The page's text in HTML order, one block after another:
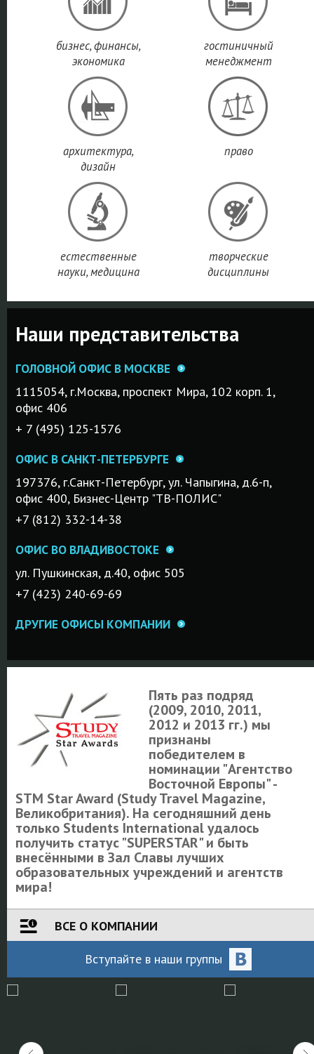
Азиатском
регионесогласно
Survey.
ПОДРОБНЕЕ
университетов и
ПОДРОБНЕЕ
звёздочного
по версии
World
Rankings.
бизнес, финансы,
экономика
гостиничный
менеджмент
архитектура,
дизайн
право
естественные
науки, медицина
творческие
дисциплины
Наши представительства
ГОЛОВНОЙ ОФИС В МОСКВЕ
1115054, г.Mосква, проспект Мира, 102 корп. 1,
офис 406
+ 7 (495) 125-1576
ОФИС В САНКТ-ПЕТЕРБУРГЕ
197376, г.Санкт-Петербург, ул. Чапыгина, д.6-п,
офис 400, Бизнес-Центр "ТВ-ПОЛИС"
+7 (812) 332-14-38
ОФИС ВО ВЛАДИВОСТОКЕ
ул. Пушкинская, д.40, офис 505
+7 (423) 240-69-69
ДРУГИЕ ОФИСЫ КОМПАНИИ
Пять раз подряд
(2009, 2010, 2011,
2012 и 2013 гг.) мы
признаны
победителем в
номинации "Агентство
Восточной Европы" -
STM Star Award (Study Travel Magazine,
Великобритания). На сегодняшний день
только Students International удалось
получить статус "SUPERSTAR" и быть
внесёнными в Зал Славы лучших
образовательных учреждений и агентств
мира!
ВСЕ О КОМПАНИИ
Вступайте в наши группы